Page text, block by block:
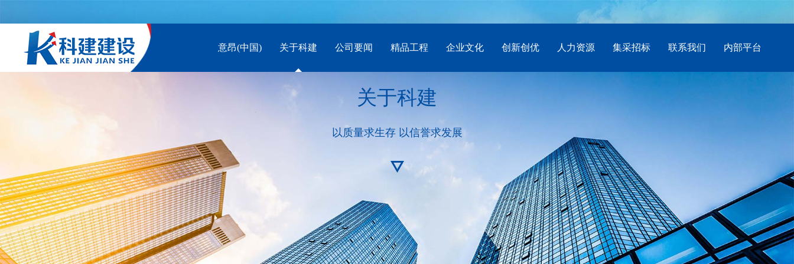
内部平台
联系我们
集采招标
人力资源
创新创优
企业文化
精品工程
公司要闻
关于科建
意昂(中国)
关于科建
以质量求生存 以信誉求发展